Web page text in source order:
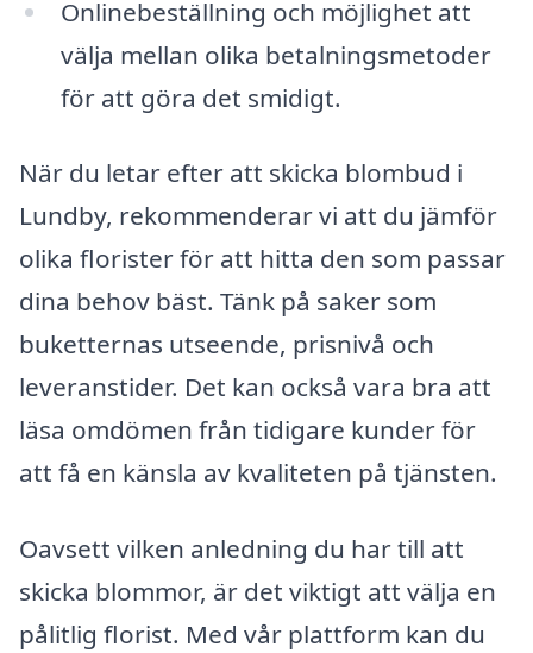
Onlinebeställning och möjlighet att
välja mellan olika betalningsmetoder
för att göra det smidigt.
När du letar efter att skicka blombud i
Lundby, rekommenderar vi att du jämför
olika florister för att hitta den som passar
dina behov bäst. Tänk på saker som
buketternas utseende, prisnivå och
leveranstider. Det kan också vara bra att
läsa omdömen från tidigare kunder för
att få en känsla av kvaliteten på tjänsten.
Oavsett vilken anledning du har till att
skicka blommor, är det viktigt att välja en
pålitlig florist. Med vår plattform kan du